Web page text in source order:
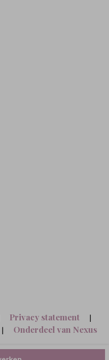
Privacy statement |
|
Onderdeel van Nexus